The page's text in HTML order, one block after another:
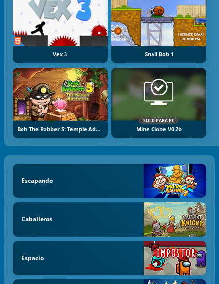
Vex 3 Snail Bob 1
Bob The Robber 5: Temple Adventure
SOLO PARA PC
Mine Clone V0.2b
Escapando
Caballeros
Espacio